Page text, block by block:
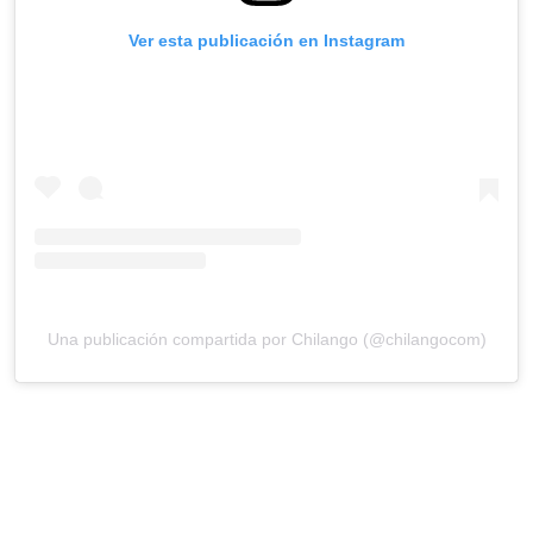
Ver esta publicación en Instagram
Una publicación compartida por Chilango (@chilangocom)